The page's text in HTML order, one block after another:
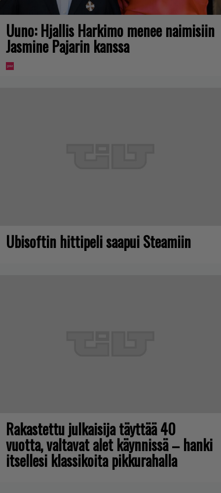
Uuno: Hjallis Harkimo menee naimisiin
Jasmine Pajarin kanssa
Ubisoftin hittipeli saapui Steamiin
Rakastettu julkaisija täyttää 40
vuotta, valtavat alet käynnissä – hanki
itsellesi klassikoita pikkurahalla